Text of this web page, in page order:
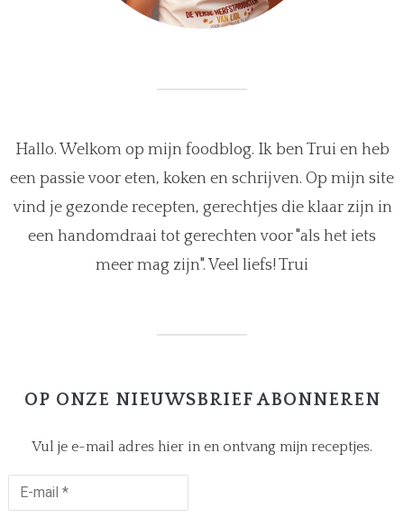
Hallo. Welkom op mijn foodblog. Ik ben Trui en heb
een passie voor eten, koken en schrijven. Op mijn site
vind je gezonde recepten, gerechtjes die klaar zijn in
een handomdraai tot gerechten voor "als het iets
meer mag zijn". Veel liefs! Trui
OP ONZE NIEUWSBRIEF ABONNEREN
Vul je e-mail adres hier in en ontvang mijn receptjes.
E-